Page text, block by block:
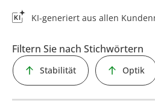
KI-generiert aus allen
Filtern Sie nach Stichwörtern
Stabilität Optik